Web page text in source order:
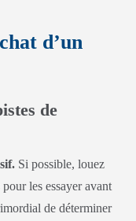
d’un
de
Si possible, louez
les essayer avant
de déterminer